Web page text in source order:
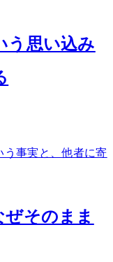
う思い込み
う事実と、他者に寄
そのまま